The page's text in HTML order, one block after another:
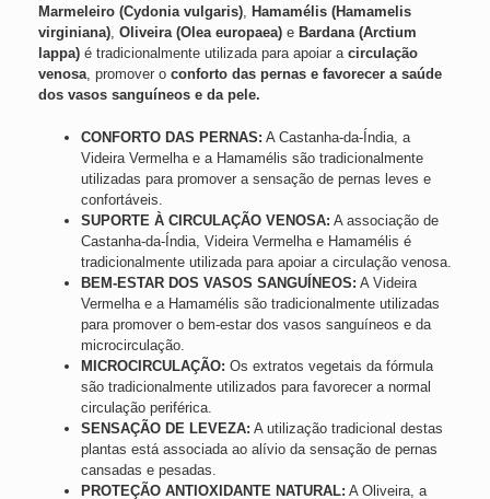
Marmeleiro (Cydonia vulgaris), Hamamélis (Hamamelis
virginiana), Oliveira (Olea europaea) e Bardana (Arctium
lappa) é tradicionalmente utilizada para apoiar a circulação
venosa, promover o conforto das pernas e favorecer a saúde
dos vasos sanguíneos e da pele.
CONFORTO DAS PERNAS: A Castanha-da-Índia, a
Videira Vermelha e a Hamamélis são tradicionalmente
utilizadas para promover a sensação de pernas leves e
confortáveis.
SUPORTE À CIRCULAÇÃO VENOSA: A associação de
Castanha-da-Índia, Videira Vermelha e Hamamélis é
tradicionalmente utilizada para apoiar a circulação venosa.
BEM-ESTAR DOS VASOS SANGUÍNEOS: A Videira
Vermelha e a Hamamélis são tradicionalmente utilizadas
para promover o bem-estar dos vasos sanguíneos e da
microcirculação.
MICROCIRCULAÇÃO: Os extratos vegetais da fórmula
são tradicionalmente utilizados para favorecer a normal
circulação periférica.
SENSAÇÃO DE LEVEZA: A utilização tradicional destas
plantas está associada ao alívio da sensação de pernas
cansadas e pesadas.
PROTEÇÃO ANTIOXIDANTE NATURAL: A Oliveira, a